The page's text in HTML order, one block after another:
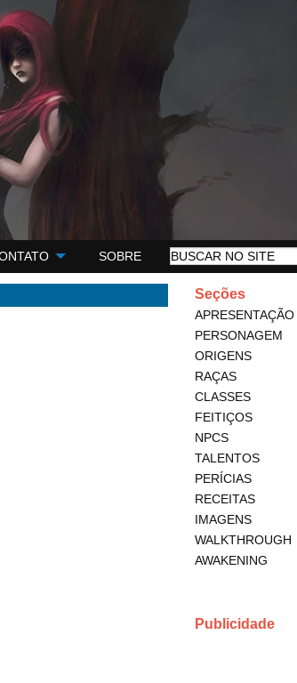
SOBRE
Seções
APRESENTAÇÃO
PERSONAGEM
ORIGENS
RAÇAS
CLASSES
FEITIÇOS
NPCS
TALENTOS
PERÍCIAS
RECEITAS
IMAGENS
WALKTHROUGH
AWAKENING
Publicidade